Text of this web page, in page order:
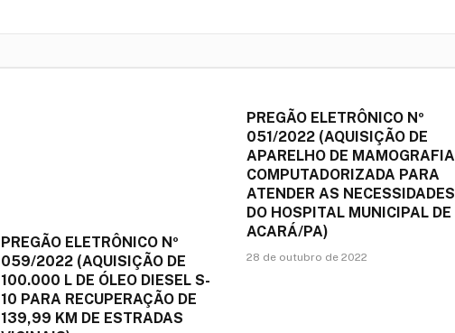
PREGÃO ELETRÔNICO Nº
059/2022 (AQUISIÇÃO DE
100.000 L DE ÓLEO DIESEL S-
10 PARA RECUPERAÇÃO DE
139,99 KM DE ESTRADAS
PREGÃO ELETRÔNICO Nº
051/2022 (AQUISIÇÃO DE
APARELHO DE MAMOGRAFIA
COMPUTADORIZADA PARA
ATENDER AS NECESSIDADES
DO HOSPITAL MUNICIPAL DE
ACARÁ/PA)
28 de outubro de 2022